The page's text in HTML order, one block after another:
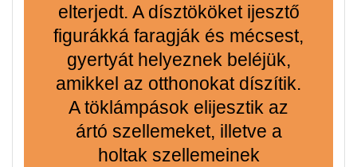
elterjedt. A dísztököket ijesztő
figurákká faragják és mécsest,
gyertyát helyeznek beléjük,
amikkel az otthonokat díszítik.
A töklámpások elijesztik az
ártó szellemeket, illetve a
holtak szellemeinek